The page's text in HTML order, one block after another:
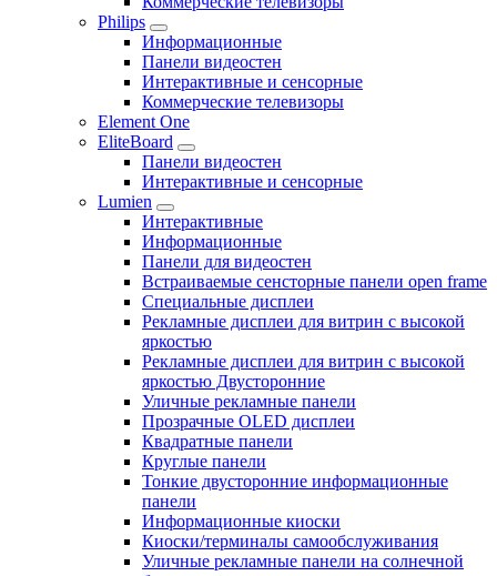
Philips
Информационные
Панели видеостен
Интерактивные и сенсорные
Коммерческие телевизоры
Element One
EliteBoard
Панели видеостен
Интерактивные и сенсорные
Lumien
Интерактивные
Информационные
Панели для видеостен
Встраиваемые сенсторные панели open frame
Специальные дисплеи
Рекламные дисплеи для витрин с высокой
яркостью
Рекламные дисплеи для витрин с высокой
яркостью Двусторонние
Уличные рекламные панели
Прозрачные OLED дисплеи
Квадратные панели
Круглые панели
Тонкие двусторонние информационные
панели
Информационные киоски
Киоски/терминалы самообслуживания
Уличные рекламные панели на солнечной